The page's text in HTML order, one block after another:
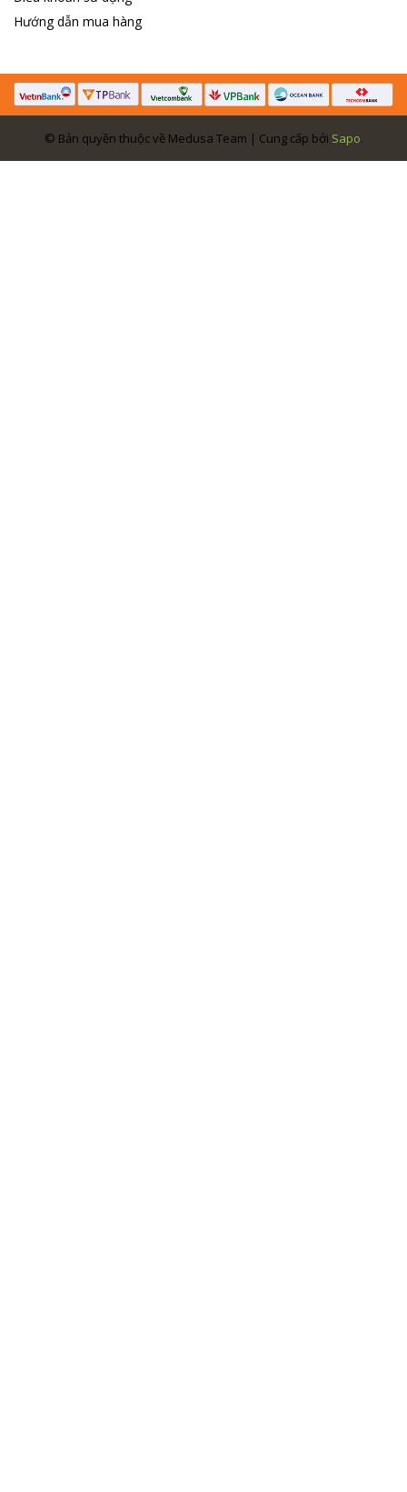
Hướng dẫn mua hàng
© Bản quyền thuộc về Medusa Team | Cung cấp bởi Sapo.